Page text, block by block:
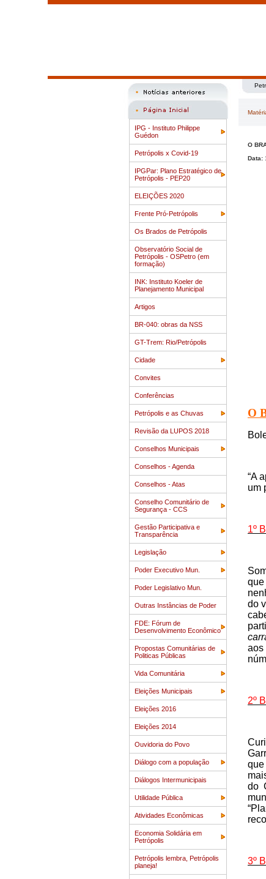
IPG - Instituto Philippe
Guédon
Petrópolis x Covid-19
IPGPar: Plano Estratégico de
Petrópolis - PEP20
ELEIÇÕES 2020
Frente Pró-Petrópolis
Os Brados de Petrópolis
Observatório Social de
Petrópolis - OSPetro (em
formação)
INK: Instituto Koeler de
Planejamento Municipal
Artigos
BR-040: obras da NSS
GT-Trem: Rio/Petrópolis
Cidade
Convites
Conferências
Petrópolis e as Chuvas
Revisão da LUPOS 2018
Conselhos Municipais
Conselhos - Agenda
Conselhos - Atas
Conselho Comunitário de
Segurança - CCS
Gestão Participativa e
Transparência
Legislação
Poder Executivo Mun.
Poder Legislativo Mun.
Outras Instâncias de Poder
FDE: Fórum de
Desenvolvimento Econômico
Propostas Comunitárias de
Politicas Públicas
Vida Comunitária
Eleições Municipais
Eleições 2016
Eleições 2014
Ouvidoria do Povo
Diálogo com a população
Diálogos Intermunicipais
Utilidade Pública
Atividades Econômicas
Economia Solidária em
Petrópolis
Petrópolis lembra, Petrópolis
planeja!
O
Data:
O
“A
um
1º
do
2º
do
3º